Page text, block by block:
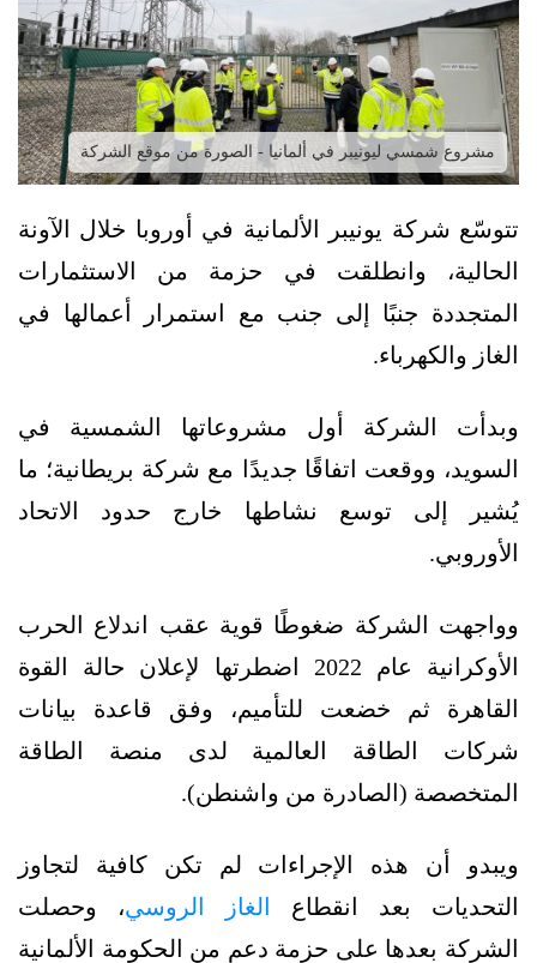
مشروع شمسي ليونيبر في ألمانيا - الصورة من موقع الشركة
تتوسّع شركة يونيبر الألمانية في أوروبا خلال الآونة
الحالية، وانطلقت في حزمة من الاستثمارات
المتجددة جنبًا إلى جنب مع استمرار أعمالها في
الغاز والكهرباء.
وبدأت الشركة أول مشروعاتها الشمسية في
السويد، ووقعت اتفاقًا جديدًا مع شركة بريطانية؛ ما
يُشير إلى توسع نشاطها خارج حدود الاتحاد
الأوروبي.
وواجهت الشركة ضغوطًا قوية عقب اندلاع الحرب
الأوكرانية عام 2022 اضطرتها لإعلان حالة القوة
القاهرة ثم خضعت للتأميم، وفق قاعدة بيانات
شركات الطاقة العالمية لدى منصة الطاقة
المتخصصة (الصادرة من واشنطن).
ويبدو أن هذه الإجراءات لم تكن كافية لتجاوز
التحديات بعد انقطاع
الغاز الروسي، وحصلت
الشركة بعدها على حزمة دعم من الحكومة الألمانية